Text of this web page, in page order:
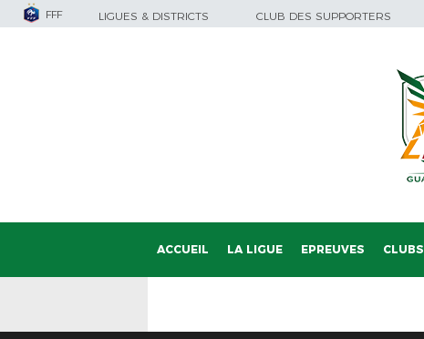
FFF LIGUES & DISTRICTS CLUB DES SUPPORTERS
ACCUEIL LA LIGUE EPREUVES CLUBS